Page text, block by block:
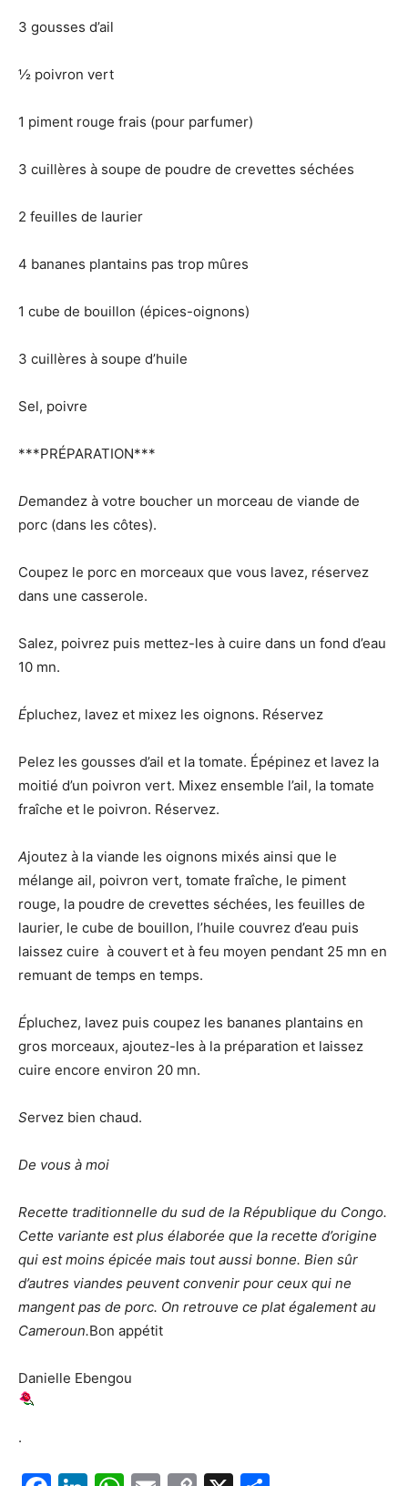
3 gousses d’ail
½ poivron vert
1 piment rouge frais (pour parfumer)
3 cuillères à soupe de poudre de crevettes séchées
2 feuilles de laurier
4 bananes plantains pas trop mûres
1 cube de bouillon (épices-oignons)
3 cuillères à soupe d’huile
Sel, poivre
***PRÉPARATION***
Demandez à votre boucher un morceau de viande de
porc (dans les côtes).
Coupez le porc en morceaux que vous lavez, réservez
dans une casserole.
Salez, poivrez puis mettez-les à cuire dans un fond d’eau
10 mn.
Épluchez, lavez et mixez les oignons. Réservez
Pelez les gousses d’ail et la tomate. Épépinez et lavez la
moitié d’un poivron vert. Mixez ensemble l’ail, la tomate
fraîche et le poivron. Réservez.
Ajoutez à la viande les oignons mixés ainsi que le
mélange ail, poivron vert, tomate fraîche, le piment
rouge, la poudre de crevettes séchées, les feuilles de
laurier, le cube de bouillon, l’huile couvrez d’eau puis
laissez cuire à couvert et à feu moyen pendant 25 mn en
remuant de temps en temps.
Épluchez, lavez puis coupez les bananes plantains en
gros morceaux, ajoutez-les à la préparation et laissez
cuire encore environ 20 mn.
Servez bien chaud.
De vous à moi
Recette traditionnelle du sud de la République du Congo.
Cette variante est plus élaborée que la recette d’origine
qui est moins épicée mais tout aussi bonne. Bien sûr
d’autres viandes peuvent convenir pour ceux qui ne
mangent pas de porc. On retrouve ce plat également au
Cameroun.Bon appétit
Danielle Ebengou
.